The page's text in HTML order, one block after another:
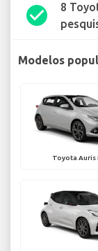
check_circle
8
Modelos
Toyota Auris